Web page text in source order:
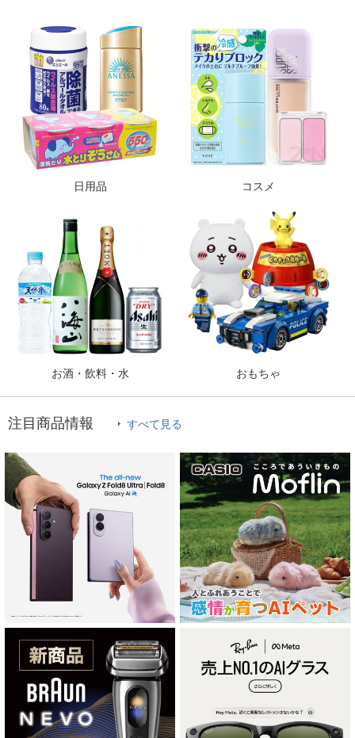
日用品 コスメ
お酒・飲料・水 おもちゃ
注目商品情報 すべて見る